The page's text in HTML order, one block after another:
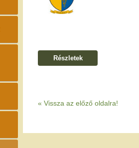
Részletek
« Vissza az előző oldalra!